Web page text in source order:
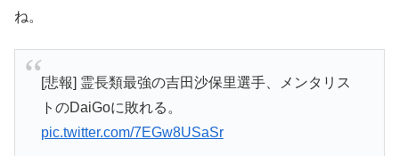
ね。
[悲報] 霊長類最強の吉田沙保里選手、メンタリス
トのDaiGoに敗れる。
pic.twitter.com/7EGw8USaSr